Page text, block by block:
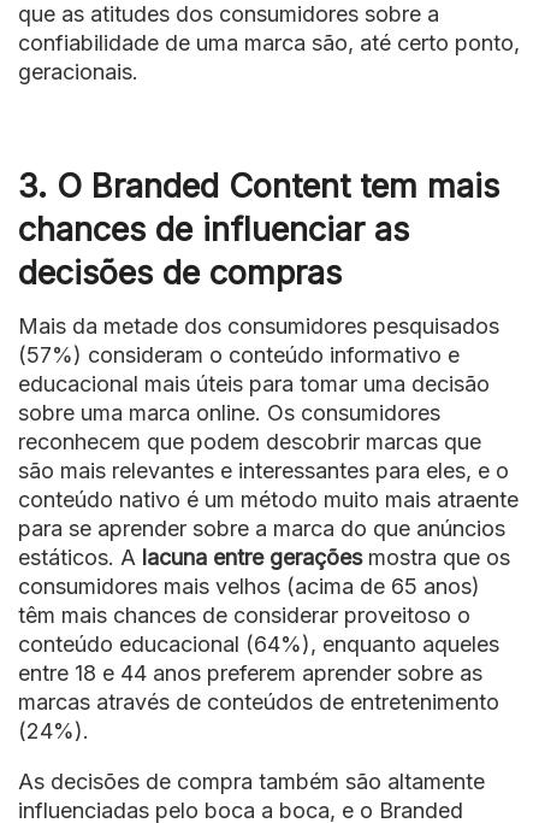
que as atitudes dos consumidores sobre a
confiabilidade de uma marca são, até certo ponto,
geracionais.
3. O Branded Content tem mais
chances de influenciar as
decisões de compras
Mais da metade dos consumidores pesquisados
(57%) consideram o conteúdo informativo e
educacional mais úteis para tomar uma decisão
sobre uma marca online. Os consumidores
reconhecem que podem descobrir marcas que
são mais relevantes e interessantes para eles, e o
conteúdo nativo é um método muito mais atraente
para se aprender sobre a marca do que anúncios
estáticos. A lacuna entre geraçõesmostra que os
consumidores mais velhos (acima de 65 anos)
têm mais chances de considerar proveitoso o
conteúdo educacional (64%), enquanto aqueles
entre 18 e 44 anos preferem aprender sobre as
marcas através de conteúdos de entretenimento
(24%).
As decisões de compra também são altamente
influenciadas pelo boca a boca, e o Branded